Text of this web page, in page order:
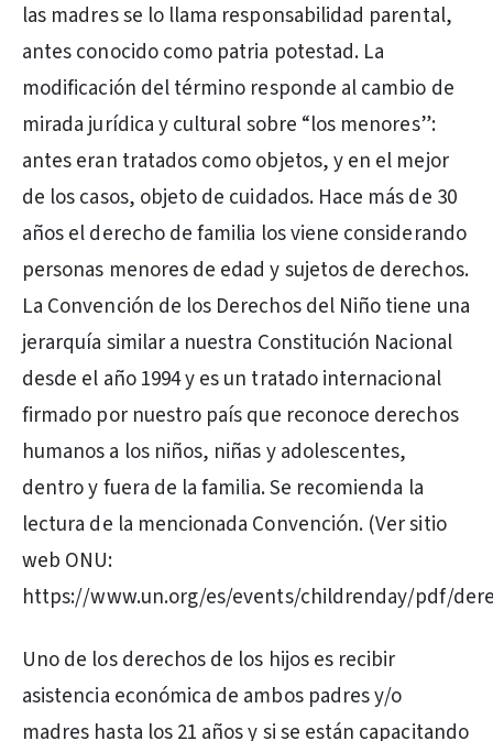
las madres se lo llama responsabilidad parental,
antes conocido como patria potestad. La
modificación del término responde al cambio de
mirada jurídica y cultural sobre “los menores”:
antes eran tratados como objetos, y en el mejor
de los casos, objeto de cuidados. Hace más de 30
años el derecho de familia los viene considerando
personas menores de edad y sujetos de derechos.
La Convención de los Derechos del Niño tiene una
jerarquía similar a nuestra Constitución Nacional
desde el año 1994 y es un tratado internacional
firmado por nuestro país que reconoce derechos
humanos a los niños, niñas y adolescentes,
dentro y fuera de la familia. Se recomienda la
lectura de la mencionada Convención. (Ver sitio
web ONU:
https://www.un.org/es/events/childrenday/pdf/
Uno de los derechos de los hijos es recibir
asistencia económica de ambos padres y/o
madres hasta los 21 años y si se están capacitando